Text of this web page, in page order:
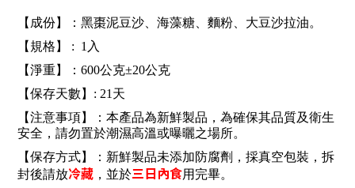
【成份】：黑棗泥豆沙、海藻糖、麵粉、大豆沙拉油。
【規格】 : 1入
【淨重】：600公克±20公克
【保存天數】: 21天
【注意事項】：本產品為新鮮製品，為確保其品質及衛生
安全，請勿置於潮濕高溫或曝曬之場所。
【保存方式】：新鮮製品未添加防腐劑，採真空包裝，拆
封後請放冷藏 ，並於三日內食用完畢。